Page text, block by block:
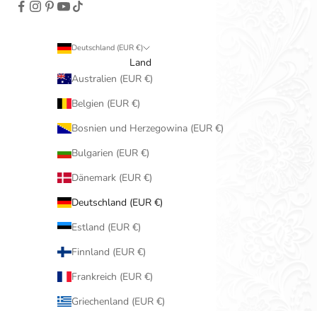
Deutschland (EUR €)
Land
Australien (EUR €)
Belgien (EUR €)
Bosnien und Herzegowina (EUR €)
Bulgarien (EUR €)
Dänemark (EUR €)
Deutschland (EUR €)
Estland (EUR €)
Finnland (EUR €)
Frankreich (EUR €)
Griechenland (EUR €)